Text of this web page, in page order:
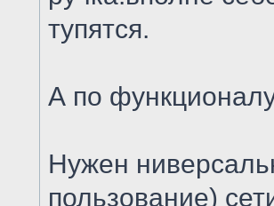
тупятся.
А по
Нужен
пользование)